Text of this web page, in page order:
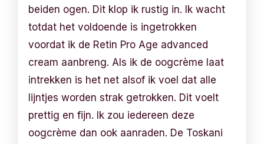
beiden ogen. Dit klop ik rustig in. Ik wacht
totdat het voldoende is ingetrokken
voordat ik de Retin Pro Age advanced
cream aanbreng. Als ik de oogcrème laat
intrekken is het net alsof ik voel dat alle
lijntjes worden strak getrokken. Dit voelt
prettig en fijn. Ik zou iedereen deze
oogcrème dan ook aanraden. De Toskani